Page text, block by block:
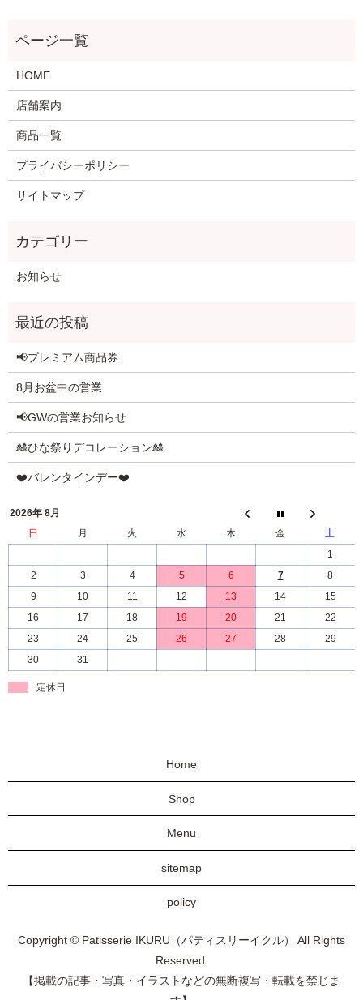
HOME
店舗案内
商品一覧
プライバシーポリシー
サイトマップ
お知らせ
📢プレミアム商品券
8月お盆中の営業
📢GWの営業お知らせ
🎎ひな祭りデコレーション🎎
❤️バレンタインデー❤️
2026年 8月
日
月 火 水 木 金
土
1
2
3 4 5 6 7
8
9
10 11 12 13 14
15
16
17 18 19 20 21
22
23
24 25 26 27 28
29
30
31
定休日
Home
Shop
Menu
sitemap
policy
Copyright © Patisserie IKURU（パティスリーイクル） All Rights
Reserved.
【掲載の記事・写真・イラストなどの無断複写・転載を禁じま